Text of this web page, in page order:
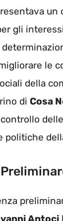
un
gli
le
della
di Cosa
politiche
Antoci